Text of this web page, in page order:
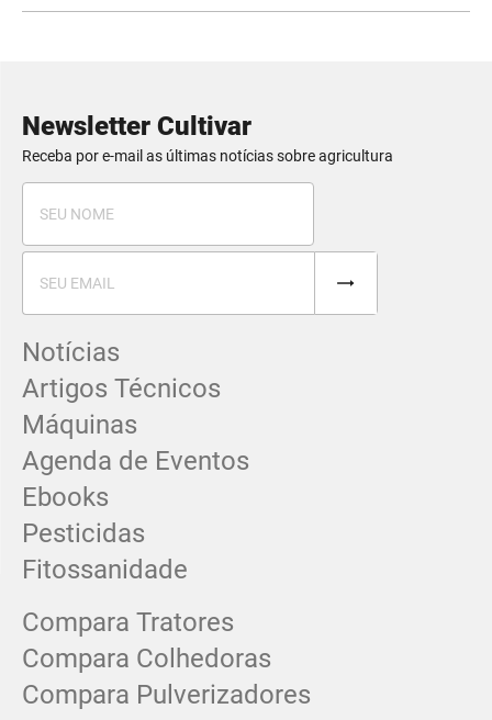
Newsletter Cultivar
Receba por e-mail as últimas notícias sobre agricultura
Notícias
Artigos Técnicos
Máquinas
Agenda de Eventos
Ebooks
Pesticidas
Fitossanidade
Compara Tratores
Compara Colhedoras
Compara Pulverizadores